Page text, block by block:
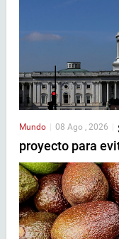
Mundo 08 Ago , 2026
proyecto para